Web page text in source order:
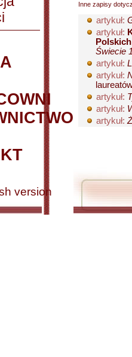
version
Inne zapisy
artykuł:
artykuł:
Świecie
artykuł:
artykuł:
artykuł:
artykuł:
artykuł: